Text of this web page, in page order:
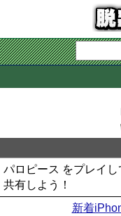
パロピース をプレイ
共有しよう！
新着